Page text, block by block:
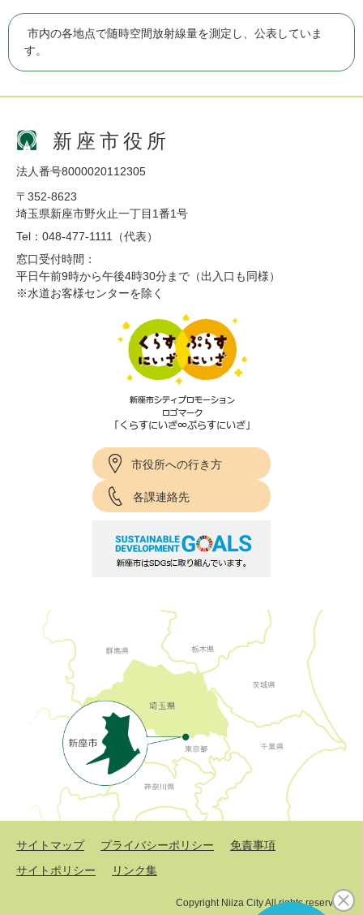
市内の各地点で随時空間放射線量を測定し、公表していま
す。
新座市役所
法人番号8000020112305
〒352-8623
埼玉県新座市野火止一丁目1番1号
Tel：048-477-1111（代表）
窓口受付時間：
平日午前9時から午後4時30分まで（出入口も同様）
※水道お客様センターを除く
市役所への行き方
各課連絡先
サイトマップ プライバシーポリシー
免責事項
サイトポリシー
リンク集
Copyright Niiza City All rights reserved.